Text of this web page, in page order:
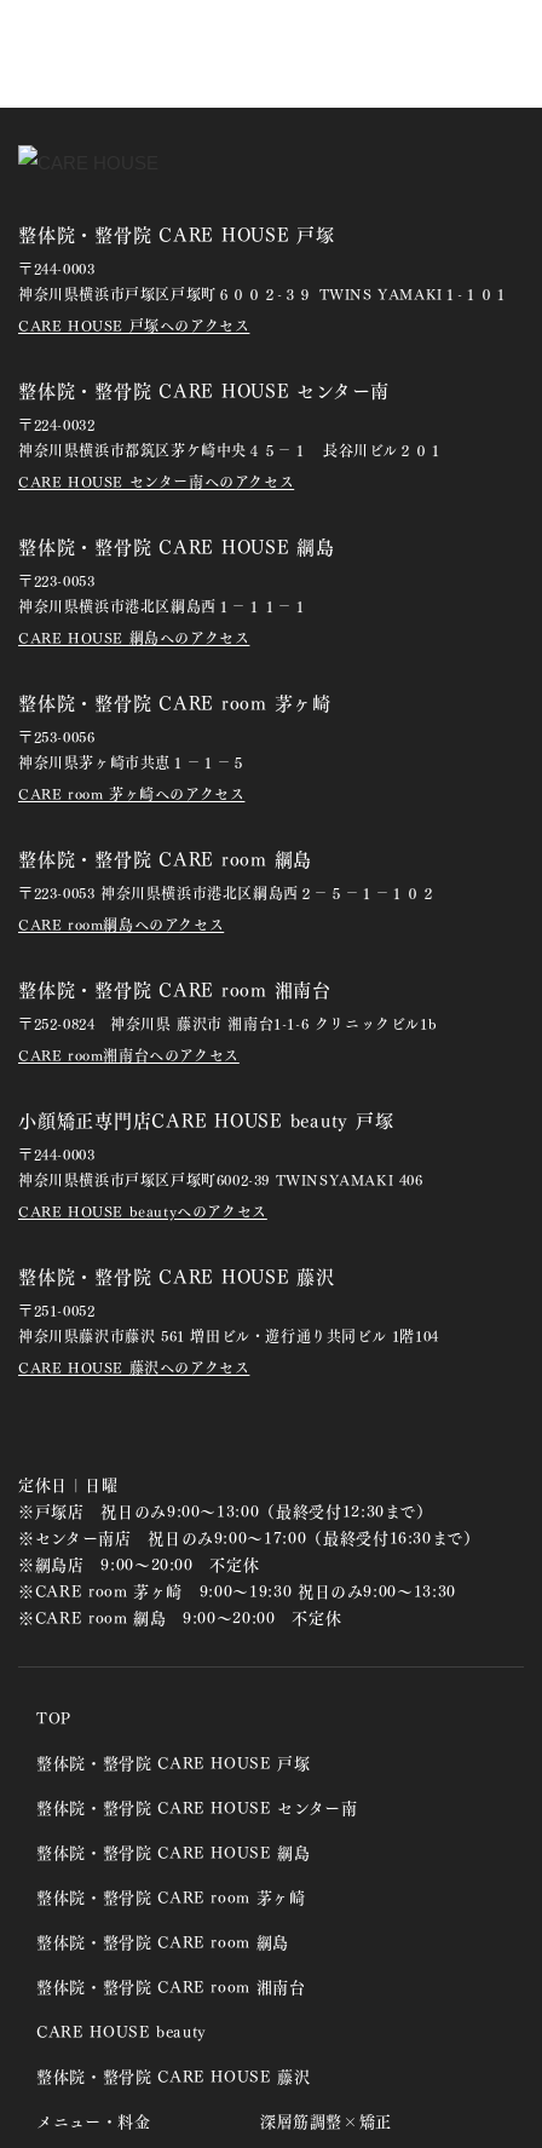
整体院・整骨院 CARE HOUSE 戸塚
〒244-0003
神奈川県横浜市戸塚区戸塚町６００２-３９ TWINS YAMAKI１-１０１
CARE HOUSE 戸塚へのアクセス
整体院・整骨院 CARE HOUSE センター南
〒224-0032
神奈川県横浜市都筑区茅ケ崎中央４５－１ 長谷川ビル２０１
CARE HOUSE センター南へのアクセス
整体院・整骨院 CARE HOUSE 綱島
〒223-0053
神奈川県横浜市港北区綱島西１－１１－１
CARE HOUSE 綱島へのアクセス
整体院・整骨院 CARE room 茅ヶ崎
〒253-0056
神奈川県茅ヶ崎市共恵１－１－５
CARE room 茅ヶ崎へのアクセス
整体院・整骨院 CARE room 綱島
〒223-0053 神奈川県横浜市港北区綱島西２－５－１－１０２
CARE room綱島へのアクセス
整体院・整骨院 CARE room 湘南台
〒252-0824 神奈川県 藤沢市 湘南台1-1-6 クリニックビル1b
CARE room湘南台へのアクセス
小顔矯正専門店CARE HOUSE beauty 戸塚
〒244-0003
神奈川県横浜市戸塚区戸塚町6002-39 TWINSYAMAKI 406
CARE HOUSE beautyへのアクセス
整体院・整骨院 CARE HOUSE 藤沢
〒251-0052
神奈川県藤沢市藤沢 561 増田ビル・遊行通り共同ビル 1階104
CARE HOUSE 藤沢へのアクセス
定休日 | 日曜
※戸塚店 祝日のみ9:00～13:00（最終受付12:30まで）
※センター南店 祝日のみ9:00～17:00（最終受付16:30まで）
※綱島店 9:00～20:00 不定休
※CARE room 茅ヶ崎 9:00～19:30 祝日のみ9:00～13:30
※CARE room 綱島 9:00～20:00 不定休
TOP
整体院・整骨院 CARE HOUSE 戸塚
整体院・整骨院 CARE HOUSE センター南
整体院・整骨院 CARE HOUSE 綱島
整体院・整骨院 CARE room 茅ヶ崎
整体院・整骨院 CARE room 綱島
整体院・整骨院 CARE room 湘南台
CARE HOUSE beauty
整体院・整骨院 CARE HOUSE 藤沢
メニュー・料金
深層筋調整×矯正